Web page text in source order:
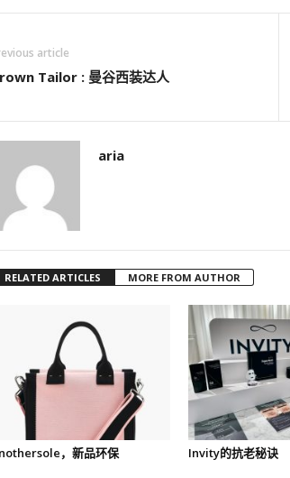
article
Tailor : 曼谷西装达人
aria
RELATED ARTICLES MORE FROM AUTHOR
，新品环保 Invity的抗老秘诀